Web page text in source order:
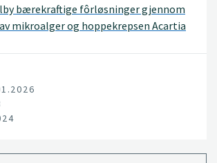
bærekraftige fôrløsninger gjennom
mikroalger og hoppekrepsen Acartia
berggylte og seabream, hvor den er
til fiskeprodusentene gjennom å
og å forbedre larvekvaliteten.